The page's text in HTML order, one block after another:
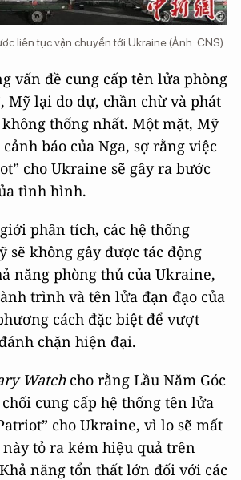
liên tục vận chuyển tới Ukraine (Ảnh: CNS).
vấn đề cung cấp tên lửa phòng
Mỹ lại do dự, chần chừ và phát
thống nhất. Một mặt, Mỹ
báo của Nga, sợ rằng việc
cho Ukraine sẽ gây ra bước
tình hình.
phân tích, các hệ thống
sẽ không gây được tác động
năng phòng thủ của Ukraine,
trình và tên lửa đạn đạo của
cách đặc biệt để vượt
chặn hiện đại.
Watch cho rằng Lầu Năm Góc
cung cấp hệ thống tên lửa
cho Ukraine, vì lo sẽ mất
tỏ ra kém hiệu quả trên
năng tổn thất lớn đối với các